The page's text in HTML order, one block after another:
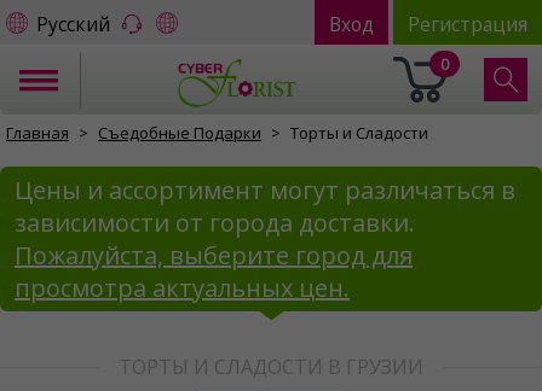
Русский Вход Регистрация
0
Главная Съедобные Подарки Торты и Cладости
Цены и ассортимент могут различаться в
зависимости от города доставки.
Пожалуйста, выберите город для
просмотра актуальных цен.
ТОРТЫ И СЛАДОСТИ В ГРУЗИИ